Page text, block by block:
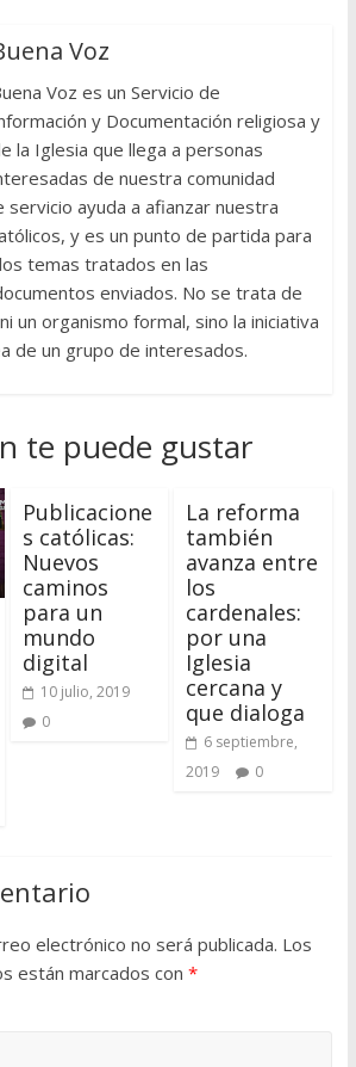
Voz
Voz es un Servicio de
y Documentación religiosa y
la Iglesia que llega a personas
de nuestra comunidad
servicio ayuda a afianzar nuestra
y es un punto de partida para
temas tratados en las
enviados. No se trata de
un organismo formal, sino la iniciativa
de un grupo de interesados.
te puede gustar
Publicacione
s católicas:
Nuevos
caminos
para un
mundo
digital
10 julio, 2019
0
La reforma
también
avanza entre
los
cardenales:
por una
Iglesia
cercana y
que dialoga
6 septiembre,
2019
0
electrónico no será publicada. Los
están marcados con *